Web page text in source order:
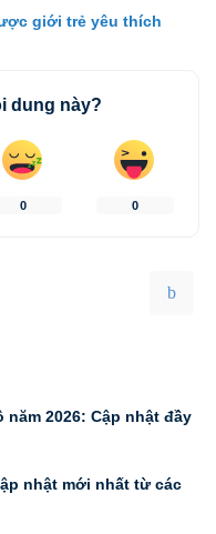
giới trẻ yêu thích
dung này?
0 0
2026: Cập nhật đầy
nhật mới nhất từ các